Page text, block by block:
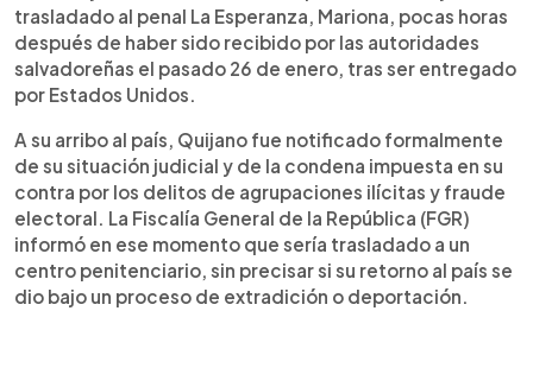
trasladado al penal La Esperanza, Mariona, pocas horas
después de haber sido recibido por las autoridades
salvadoreñas el pasado 26 de enero, tras ser entregado
por Estados Unidos.
A su arribo al país, Quijano fue notificado formalmente
de su situación judicial y de la condena impuesta en su
contra por los delitos de agrupaciones ilícitas y fraude
electoral. La Fiscalía General de la República (FGR)
informó en ese momento que sería trasladado a un
centro penitenciario, sin precisar si su retorno al país se
dio bajo un proceso de extradición o deportación.